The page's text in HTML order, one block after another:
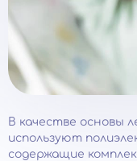
В качестве основы
используют
содержащие